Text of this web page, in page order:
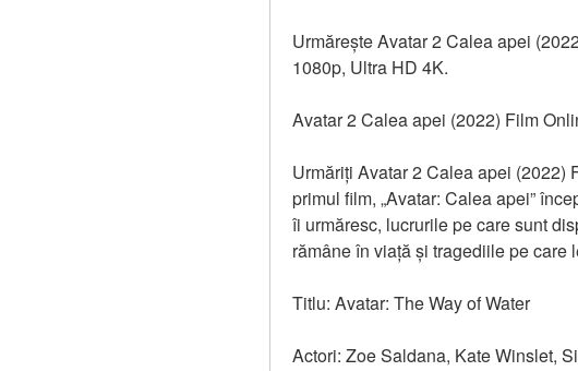
Urmărește Avatar 2 Calea apei
1080p, Ultra HD 4K.
Avatar 2 Calea apei (2022) Film
Urmăriți Avatar 2 Calea apei (2022)
primul film, „Avatar: Calea apei”
îi urmăresc, lucrurile pe care sunt
rămâne în viață și tragediile pe care
Titlu: Avatar: The Way of Water
Actori: Zoe Saldana, Kate Winslet,